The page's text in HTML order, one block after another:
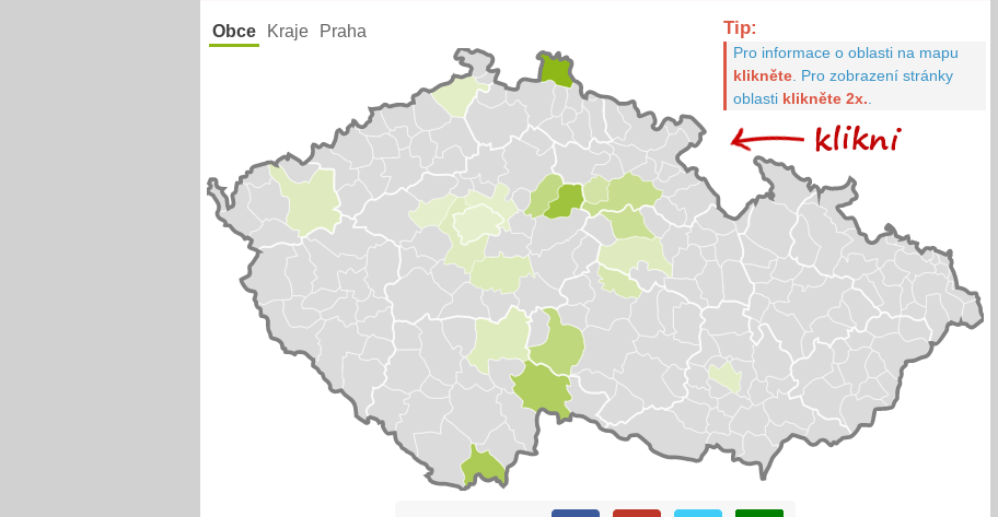
Obce Kraje Praha Tip:
Pro informace o oblasti na mapu
klikněte. Pro zobrazení stránky
oblasti klikněte 2x.